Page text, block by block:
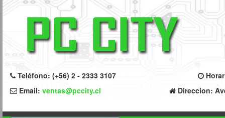
Teléfono: (+56) 2 - 2333 3107
Email: ventas@pccity.cl Direccion: